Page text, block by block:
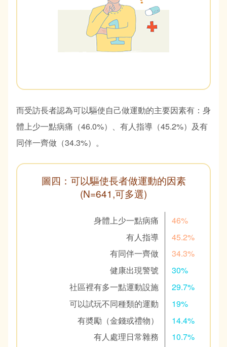
而受訪長者認為可以驅使自己做運動的主要因素有：身
體上少一點病痛（46.0%）、有人指導（45.2%）及有
同伴一齊做（34.3%）。
圖四：可以驅使長者做運動的因素
(N=641,可多選)
身體上少一點病痛
46%
有人指導
45.2%
有同伴一齊做
34.3%
健康出現警號
30%
社區裡有多一點運動設施
29.7%
可以試玩不同種類的運動
19%
有奬勵（金錢或禮物）
14.4%
有人處理日常雜務
10.7%